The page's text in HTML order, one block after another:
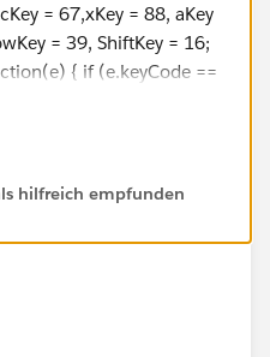
= 67,xKey = 88, aKey
= 39, ShiftKey = 16;
{ if (e.keyCode ==
ctrlDown = true;
= false; }); $(".no-
{ if (ctrlDown &&
|| e.keyCode ==
return false; });
hilfreich empfunden